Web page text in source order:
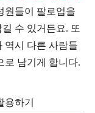
원들이 팔로업을
수 있거든요. 또
역시 다른 사람들
로 남기게 합니다.
하기